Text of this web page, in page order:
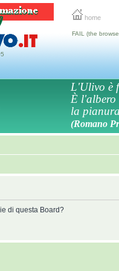
home
FAIL (the
L'Ulivo è
È l'albero
la
(Romano
di questa Board?